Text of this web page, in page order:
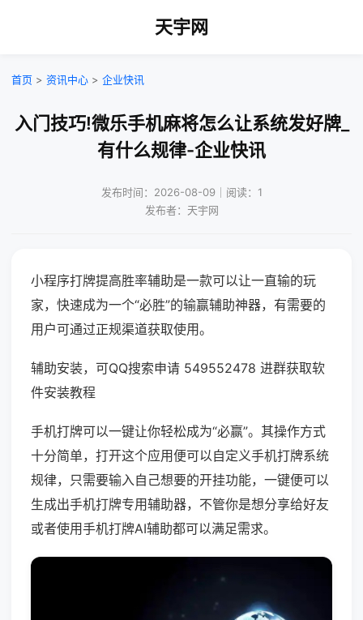
天宇网
首页 > 资讯中心 > 企业快讯
入门技巧!微乐手机麻将怎么让系统发好牌_
有什么规律-企业快讯
发布时间：2026-08-09｜阅读：1
发布者：天宇网
小程序打牌提高胜率辅助是一款可以让一直输的玩
家，快速成为一个“必胜”的输赢辅助神器，有需要的
用户可通过正规渠道获取使用。
辅助安装，可QQ搜索申请 549552478 进群获取软
件安装教程
手机打牌可以一键让你轻松成为“必赢”。其操作方式
十分简单，打开这个应用便可以自定义手机打牌系统
规律，只需要输入自己想要的开挂功能，一键便可以
生成出手机打牌专用辅助器，不管你是想分享给好友
或者使用手机打牌AI辅助都可以满足需求。